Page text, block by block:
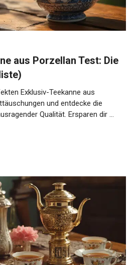
aus Porzellan Test: Die
Exklusiv-Teekanne aus
und entdecke die
Qualität. Ersparen dir …